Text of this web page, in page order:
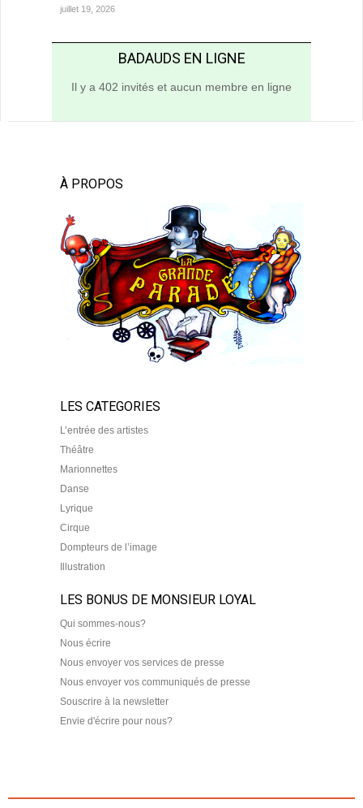
juillet 19, 2026
BADAUDS EN LIGNE
Il y a 402 invités et aucun membre en ligne
À PROPOS
LES CATEGORIES
L’entrée des artistes
Théâtre
Marionnettes
Danse
Lyrique
Cirque
Dompteurs de l’image
Illustration
LES BONUS DE MONSIEUR LOYAL
Qui sommes-nous?
Nous écrire
Nous envoyer vos services de presse
Nous envoyer vos communiqués de presse
Souscrire à la newsletter
Envie d'écrire pour nous?